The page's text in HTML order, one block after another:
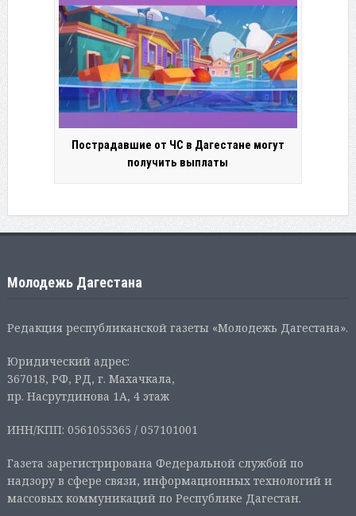
Пострадавшие от ЧС в Дагестане могут
получить выплаты
Молодежь Дагестана
Редакция республиканской газеты «Молодежь Дагестана».
Юридический адрес:
367018, РФ, РД, г. Махачкала,
пр. Насрутдинова 1А, 4 этаж
ИНН/КПП: 0561055365 / 057101001
Газета зарегистрирована Федеральной службой по
надзору в сфере связи, информационных технологий и
массовых коммуникаций по Республике Дагестан.